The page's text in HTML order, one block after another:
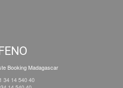
Booking Madagascar
34 14 540 40